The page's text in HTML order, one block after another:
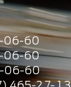
06-60
06-60
06-60